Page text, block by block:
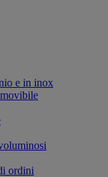
e in inox
ordini